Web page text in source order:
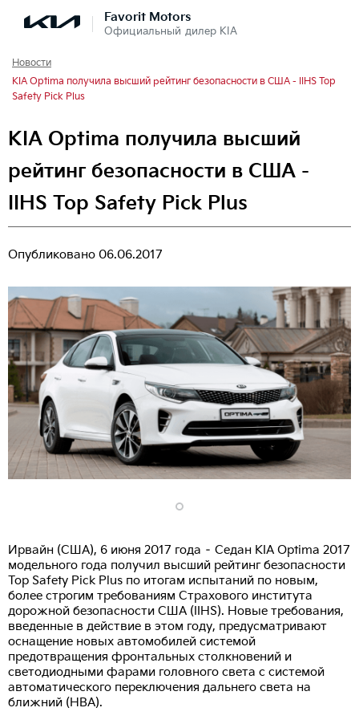
Favorit Motors
Официальный дилер KIA
Новости
KIA Optima получила высший рейтинг безопасности в США - IIHS Top
Safety Pick Plus
KIA Optima получила высший
рейтинг безопасности в США -
IIHS Top Safety Pick Plus
Опубликовано 06.06.2017
Ирвайн (США), 6 июня 2017 года – Седан KIA Optima 2017
модельного года получил высший рейтинг безопасности
Top Safety Pick Plus по итогам испытаний по новым,
более строгим требованиям Страхового института
дорожной безопасности США (IIHS). Новые требования,
введенные в действие в этом году, предусматривают
оснащение новых автомобилей системой
предотвращения фронтальных столкновений и
светодиодными фарами головного света с системой
автоматического переключения дальнего света на
ближний (НВА).